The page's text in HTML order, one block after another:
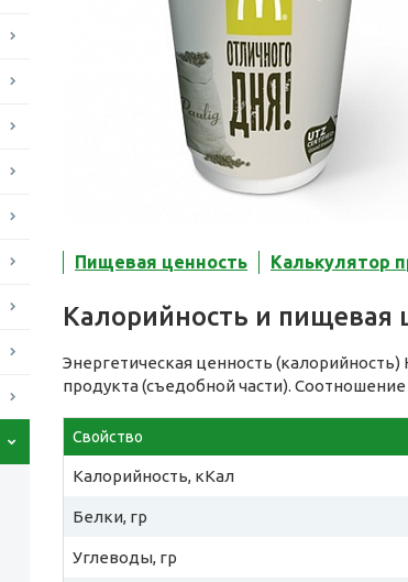
Пищевая ценность Калькулятор
Калорийность и пищевая
Энергетическая ценность
продукта (съедобной части).
Свойство
Калорийность, кКал
Белки, гр
Углеводы, гр